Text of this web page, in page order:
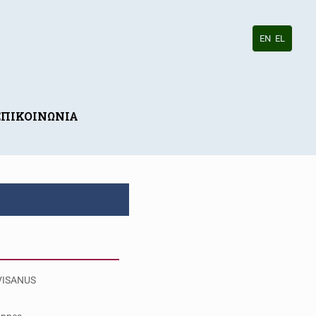
EN EL